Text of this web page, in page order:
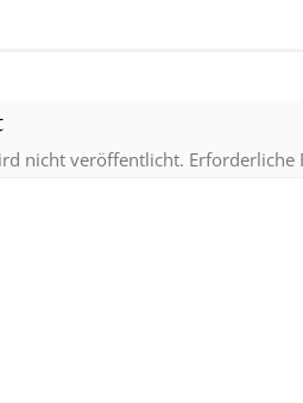
nicht veröffentlicht.